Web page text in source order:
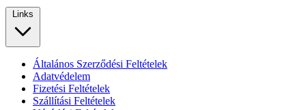
Links
Általános Szerződési Feltételek
Adatvédelem
Fizetési Feltételek
Szállítási Feltételek